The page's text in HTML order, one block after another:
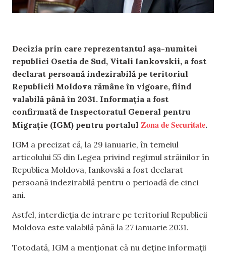
Decizia prin care reprezentantul așa-numitei
republici Osetia de Sud, Vitali Iankovskii, a fost
declarat persoană indezirabilă pe teritoriul
Republicii Moldova rămâne în vigoare, fiind
valabilă până în 2031. Informația a fost
confirmată de Inspectoratul General pentru
Migrație (IGM) pentru portalul Zona de Securitate.
IGM a precizat că, la 29 ianuarie, în temeiul
articolului 55 din Legea privind regimul străinilor în
Republica Moldova, Iankovski a fost declarat
persoană indezirabilă pentru o perioadă de cinci
ani.
Astfel, interdicția de intrare pe teritoriul Republicii
Moldova este valabilă până la 27 ianuarie 2031.
Totodată, IGM a menționat că nu deține informații